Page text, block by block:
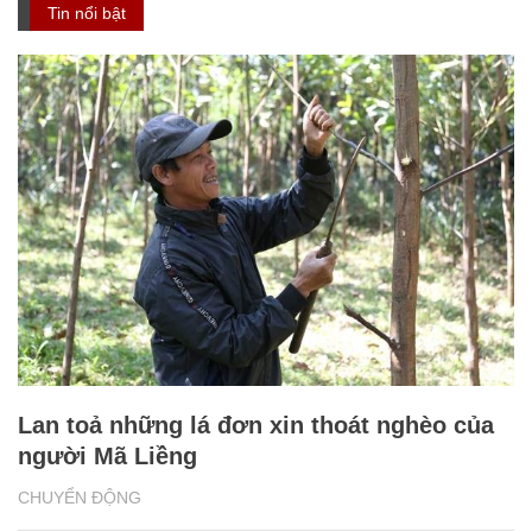
Tin nổi bật
CHUYỂN ĐỘNG
Lan toả những lá đơn xin thoát nghèo của
người Mã Liềng